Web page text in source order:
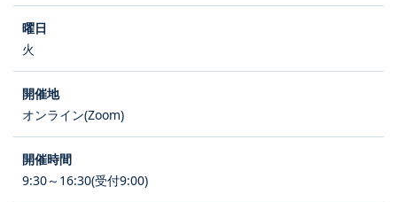
火
オンライン(Zoom)
9:30～16:30(受付9:00)